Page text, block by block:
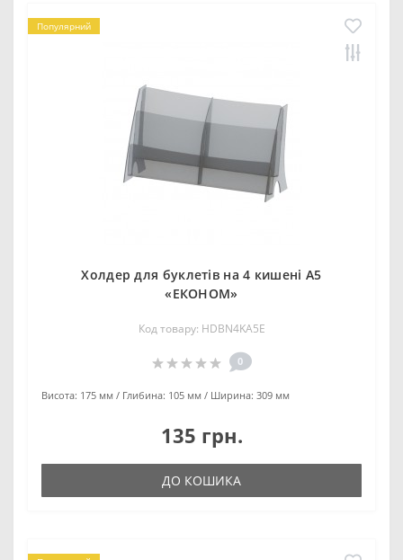
Популярний
Холдер для буклетів на 4 кишені А5
«ЕКОНОМ»
Код товару: HDBN4KA5E
0
Висота: 175 мм Глибина: 105 мм Ширина: 309 мм
135 грн.
ДО КОШИКА